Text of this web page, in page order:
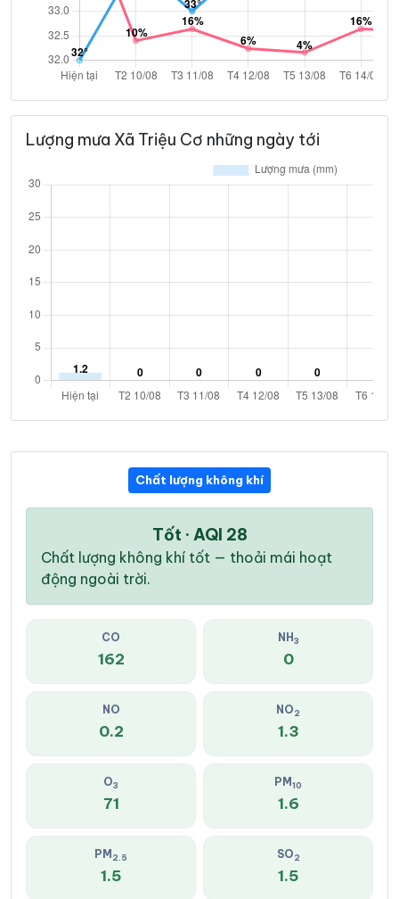
Lượng mưa Xã Triệu Cơ những ngày tới
Chất lượng không khí
Tốt · AQI 28
Chất lượng không khí tốt — thoải mái hoạt
động ngoài trời.
CO
162
NH 3
0
NO
0.2
NO2
1.3
O3
71
PM 10
1.6
PM 2.5
1.5
SO2
1.5